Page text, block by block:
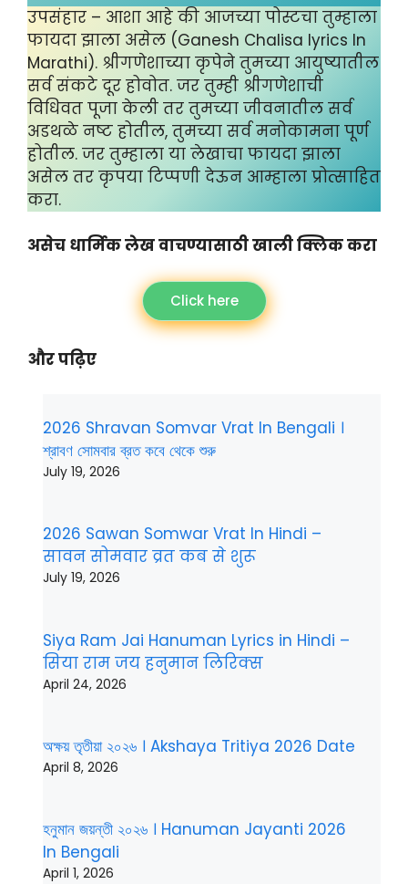
उपसंहार – आशा आहे की आजच्या पोस्टचा तुम्हाला
फायदा झाला असेल (Ganesh Chalisa lyrics In
Marathi). श्रीगणेशाच्या कृपेने तुमच्या आयुष्यातील
सर्व संकटे दूर होवोत. जर तुम्ही श्रीगणेशाची
विधिवत पूजा केली तर तुमच्या जीवनातील सर्व
अडथळे नष्ट होतील, तुमच्या सर्व मनोकामना पूर्ण
होतील. जर तुम्हाला या लेखाचा फायदा झाला
असेल तर कृपया टिप्पणी देऊन आम्हाला प्रोत्साहित
करा.
असेच धार्मिक लेख वाचण्यासाठी खाली क्लिक करा
Click here
और पढ़िए
2026 Shravan Somvar Vrat In Bengali ।
শ্রাবণ সোমবার ব্রত কবে থেকে শুরু
July 19, 2026
2026 Sawan Somwar Vrat In Hindi –
सावन सोमवार व्रत कब से शुरू
July 19, 2026
Siya Ram Jai Hanuman Lyrics in Hindi –
सिया राम जय हनुमान लिरिक्स
April 24, 2026
অক্ষয় তৃতীয়া ২০২৬ । Akshaya Tritiya 2026 Date
April 8, 2026
হনুমান জয়ন্তী ২০২৬ । Hanuman Jayanti 2026
In Bengali
April 1, 2026